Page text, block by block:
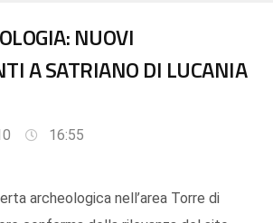
NUOVI
A SATRIANO DI LUCANIA
16:55
archeologica nell’area Torre di